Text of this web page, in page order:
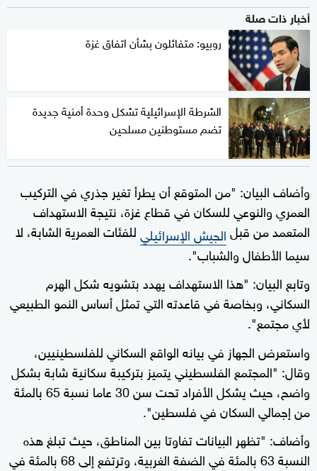
أخبار ذات صلة
روبيو: متفائلون بشأن اتفاق غزة
الشرطة الإسرائيلية تشكل وحدة أمنية جديدة
تضم مستوطنين مسلحين
وأضاف البيان: "من المتوقع أن يطرأ تغير جذري في التركيب
العمري والنوعي للسكان في قطاع غزة، نتيجة الاستهداف
المتعمد من قبلالجيش الإسرائيليللفئات العمرية الشابة، لا
سيما الأطفال والشباب".
وتابع البيان: "هذا الاستهداف يهدد بتشويه شكل الهرم
السكاني، وبخاصة في قاعدته التي تمثل أساس النمو الطبيعي
لأي مجتمع".
واستعرض الجهاز في بيانه الواقع السكاني للفلسطينيين،
وقال: "المجتمع الفلسطيني يتميز بتركيبة سكانية شابة بشكل
واضح، حيث يشكل الأفراد تحت سن 30 عاما نسبة 65 بالمئة
من إجمالي السكان في فلسطين".
وأضاف: "تظهر البيانات تفاوتا بين المناطق، حيث تبلغ هذه
النسبة 63 بالمئة في الضفة الغربية، وترتفع إلى 68 بالمئة في